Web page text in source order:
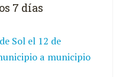
7 días
Sol el 12 de
a municipio